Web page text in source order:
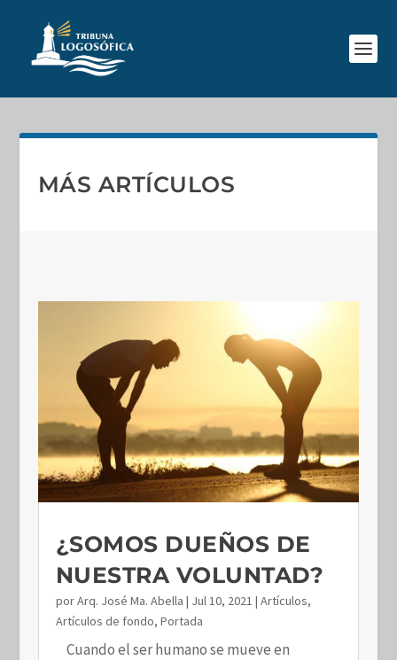
MÁS ARTÍCULOS
¿SOMOS DUEÑOS DE
NUESTRA VOLUNTAD?
porArq. José Ma. Abella | Jul 10, 2021 | Artículos,
Artículos de fondo, Portada
Cuando el ser humano se mueve en